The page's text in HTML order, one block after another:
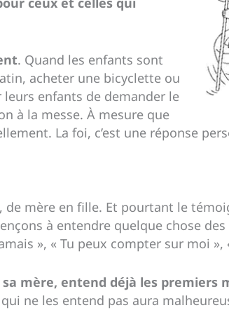
. Quand les enfants sont
acheter une bicyclette ou
leurs enfants de demander le
à la messe. À mesure que
La foi, c’est une réponse
mère en fille. Et pourtant le
à entendre quelque chose
», « Tu peux compter sur moi »,
mère, entend déjà les premiers
qui ne les entend pas aura